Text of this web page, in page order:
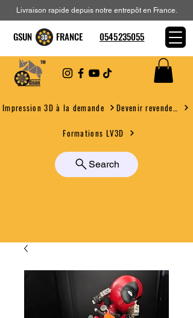
Impression 3D à la demande
Formations LV3D
Search
Livraison rapide depuis notre entrepôt en France.
GSUN FRANCE 0545235055